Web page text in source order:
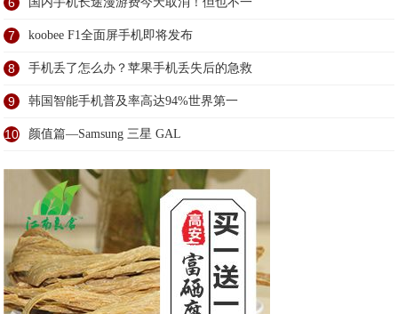
7 koobee F1全面屏手机即将发布
8 手机丢了怎么办？苹果手机丢失后的急救
9 韩国智能手机普及率高达94%世界第一
10 颜值篇—Samsung 三星 GAL